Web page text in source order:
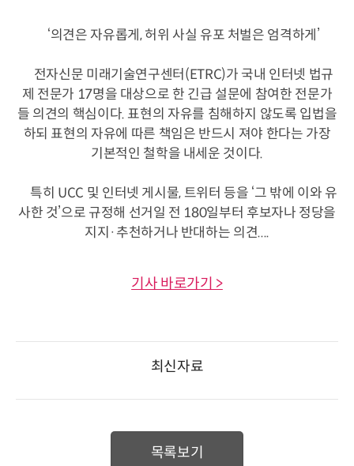
‘의견은 자유롭게, 허위 사실 유포 처벌은 엄격하게’
전자신문 미래기술연구센터(ETRC)가 국내 인터넷 법규
제 전문가 17명을 대상으로 한 긴급 설문에 참여한 전문가
들 의견의 핵심이다. 표현의 자유를 침해하지 않도록 입법을
하되 표현의 자유에 따른 책임은 반드시 져야 한다는 가장
기본적인 철학을 내세운 것이다.
특히 UCC 및 인터넷 게시물, 트위터 등을 ‘그 밖에 이와 유
사한 것’으로 규정해 선거일 전 180일부터 후보자나 정당을
지지·추천하거나 반대하는 의견....
기사 바로가기 >
최신자료
목록보기